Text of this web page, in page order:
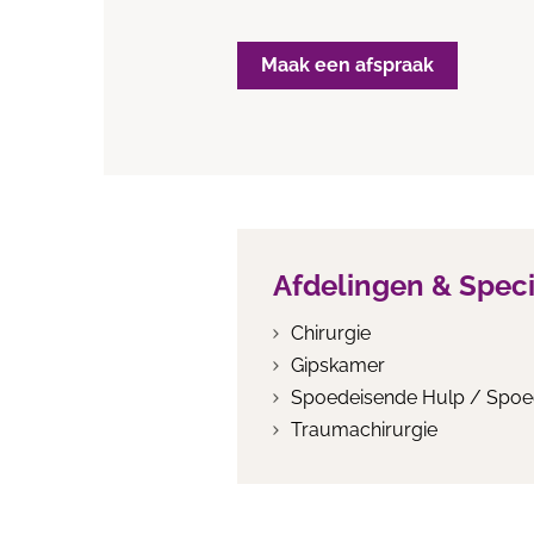
Maak een afspraak
Afdelingen &
Chirurgie
Gipskamer
Spoedeisende Hulp /
Traumachirurgie